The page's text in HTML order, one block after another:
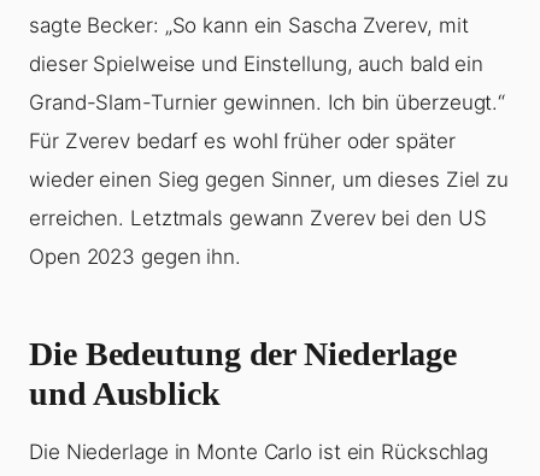
sagte Becker: „So kann ein Sascha Zverev, mit
dieser Spielweise und Einstellung, auch bald ein
Grand-Slam-Turnier gewinnen. Ich bin überzeugt.“
Für Zverev bedarf es wohl früher oder später
wieder einen Sieg gegen Sinner, um dieses Ziel zu
erreichen. Letztmals gewann Zverev bei den US
Open 2023 gegen ihn.
Die Bedeutung der Niederlage
und Ausblick
Die Niederlage in Monte Carlo ist ein Rückschlag